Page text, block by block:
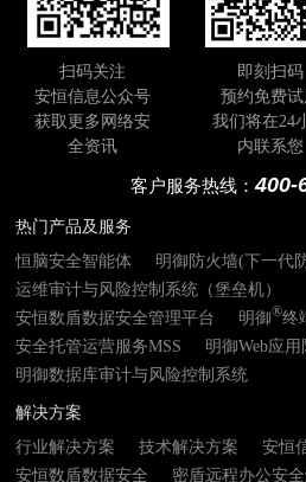
扫码关注
安恒信息公众号
获取更多网络安
全资讯
即刻扫码
预约免费试
我们将在24
内联系您
客户服务热线：400-
热门产品及服务
恒脑安全智能体
明御防火墙(下一代
运维审计与风险控制系统（堡垒机）
安恒数盾数据安全管理平台
明御®终
安全托管运营服务MSS
明御Web应
明御数据库审计与风险控制系统
解决方案
行业解决方案
技术解决方案
安恒
安恒数盾数据安全
密盾远程办公安